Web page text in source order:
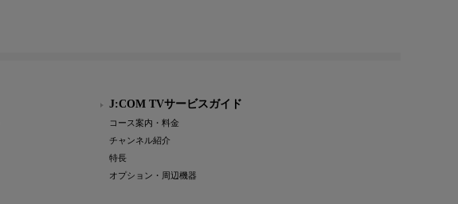
J:COM TVサービスガイド
コース案内・料金
チャンネル紹介
特長
オプション・周辺機器